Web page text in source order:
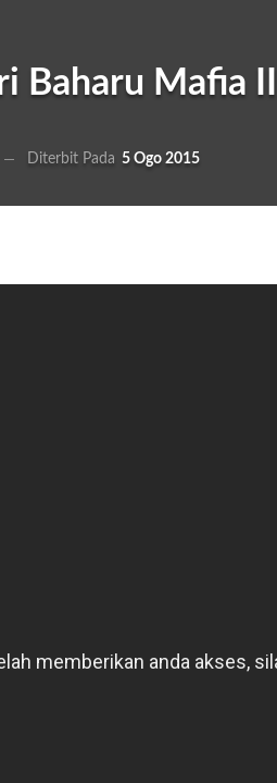
Baharu Mafia
Diterbit Pada 5 Ogo 2015